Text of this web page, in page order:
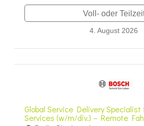
Voll- oder
4. August 2026
Global Service Delivery
Services (w/m/div.) – Remote